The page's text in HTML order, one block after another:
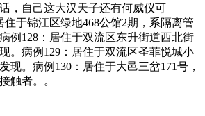
，自己这大汉天子还有何威仪可
锦江区绿地468公馆2期，系隔离管
例128：居住于双流区东升街道西北街
。病例129：居住于双流区圣菲悦城小
现。病例130：居住于大邑三岔171号，
触者。。